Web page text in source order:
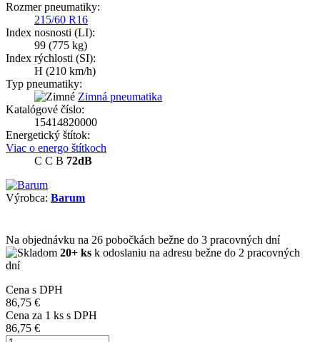
Rozmer pneumatiky:
215/60 R16
Index nosnosti (LI):
99 (775 kg)
Index rýchlosti (SI):
H (210 km/h)
Typ pneumatiky:
Zimná pneumatika
Katalógové číslo:
15414820000
Energetický štítok:
Viac o energo štítkoch
C C B 72dB
Výrobca: Barum
Na objednávku na 26 pobočkách bežne do 3 pracovných dní
20+ ks k odoslaniu na adresu bežne do 2 pracovných
dní
Cena s DPH
86,75 €
Cena za 1 ks s DPH
86,75 €